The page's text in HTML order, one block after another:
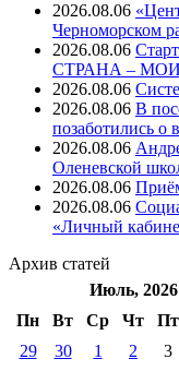
2026.08.06
Черноморском
2026.08.06
СТРАНА – МОИ
2026.08.06
2026.08.06 В
позаботились о
2026.08.06
Оленевской
2026.08.06
2026.08.06
«Личный
Архив статей
Июль, 2026
Пн
Вт Ср Чт Пт
29
30 1 2 3